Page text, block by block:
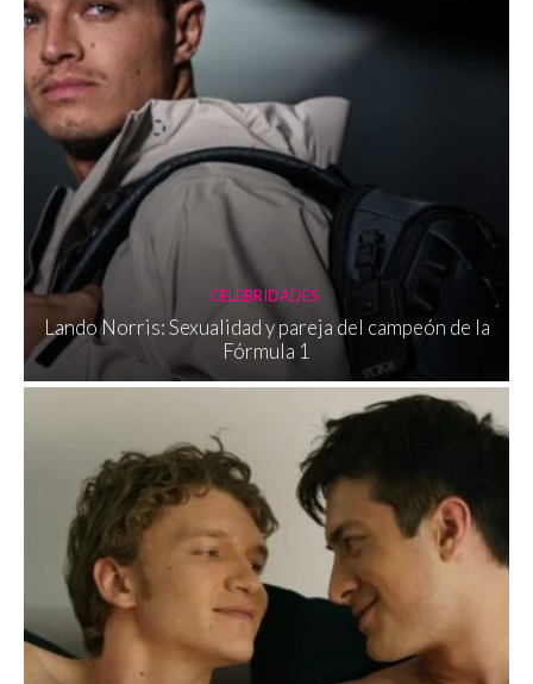
CELEBRIDADES
Lando Norris: Sexualidad y pareja del campeón de la
Fórmula 1